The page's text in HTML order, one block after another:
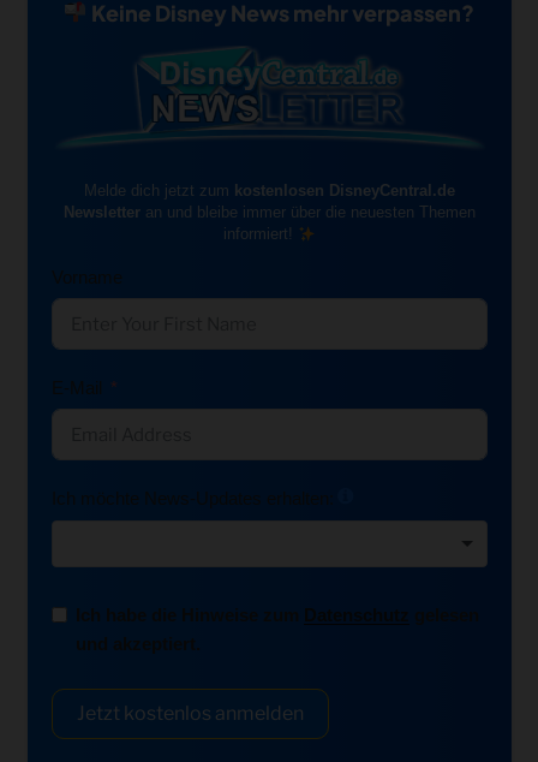
Keine Disney News mehr verpassen?
Melde dich jetzt zum kostenlosen DisneyCentral.de
Newsletteran und bleibe immer über die neuesten Themen
informiert!
Vorname
E-Mail
Ich möchte News-Updates erhalten:
Ich habe die Hinweise zum Datenschutz
und akzeptiert.
Jetzt kostenlos anmelden